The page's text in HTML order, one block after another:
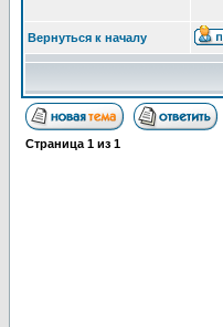
Вернуться к началу
Страница 1 из 1